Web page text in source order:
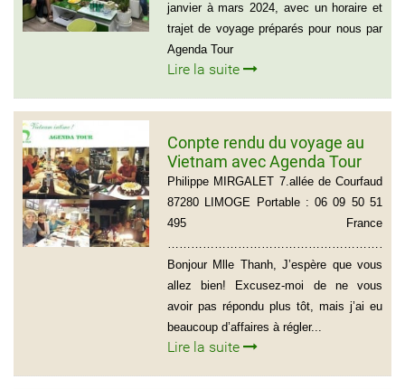
janvier à mars 2024, avec un horaire et
trajet de voyage préparés pour nous par
Agenda Tour
Lire la suite
Conpte rendu du voyage au
Vietnam avec Agenda Tour
du groupe de Mr Philippe
MIRGALET (15 personnes)
Philippe MIRGALET 7.allée de Courfaud
87280 LIMOGE Portable : 06 09 50 51
495 France
Bonjour Mlle Thanh, J’espère que vous
allez bien! Excusez-moi de ne vous
avoir pas répondu plus tôt, mais j’ai eu
beaucoup d’affaires à régler...
Lire la suite